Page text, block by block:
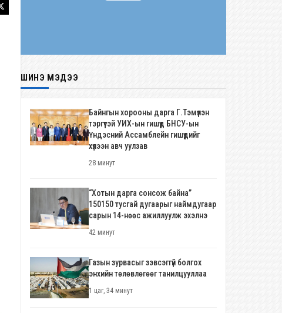
ШИНЭ МЭДЭЭ
Байнгын хорооны дарга Г.Тэмүүлэн
тэргүүтэй УИХ-ын гишүүд БНСУ-ын
Үндэсний Ассамблейн гишүүдийг
хүлээн авч уулзав
28 минут
“Хотын дарга сонсож байна”
150150 тусгай дугаарыг наймдугаар
сарын 14-нөөс ажиллуулж эхэлнэ
42 минут
Газын зурвасыг зэвсэггүй болгох
энхийн төлөвлөгөөг танилцууллаа
1 цаг, 34 минут